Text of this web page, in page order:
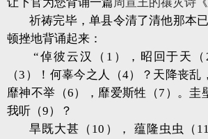
祈祷完毕，单县令清了清他那本
顿挫地背诵起来：
“倬彼云汉（1），昭回于天
（3）！何辜今之人（4）？天降丧乱
靡神不举（6），靡爱斯牲（7）。圭
我听（9）？
旱既大甚（10）， 蕴隆虫虫（